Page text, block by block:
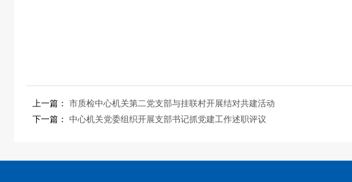
上一篇： 市质检中心机关第二党支部与挂联村开展结对共建活动
下一篇： 中心机关党委组织开展支部书记抓党建工作述职评议